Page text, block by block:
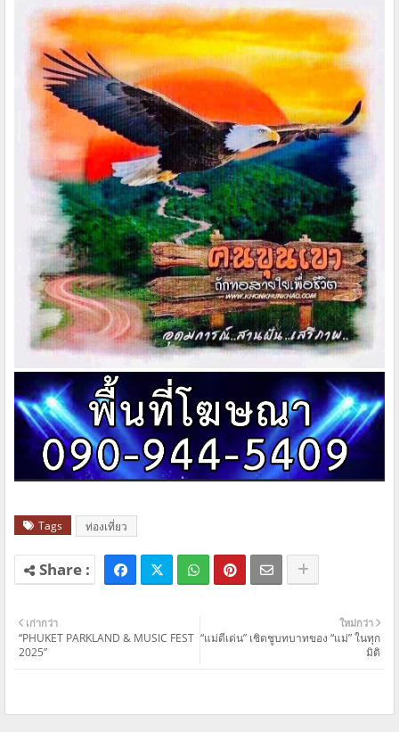
Tags ท่องเที่ยว
ใหม่กว่า
“แม่ดีเด่น” เชิดชูบทบาทของ “แม่” ในทุก
มิติ
เก่ากว่า
“PHUKET PARKLAND & MUSIC FEST
2025”